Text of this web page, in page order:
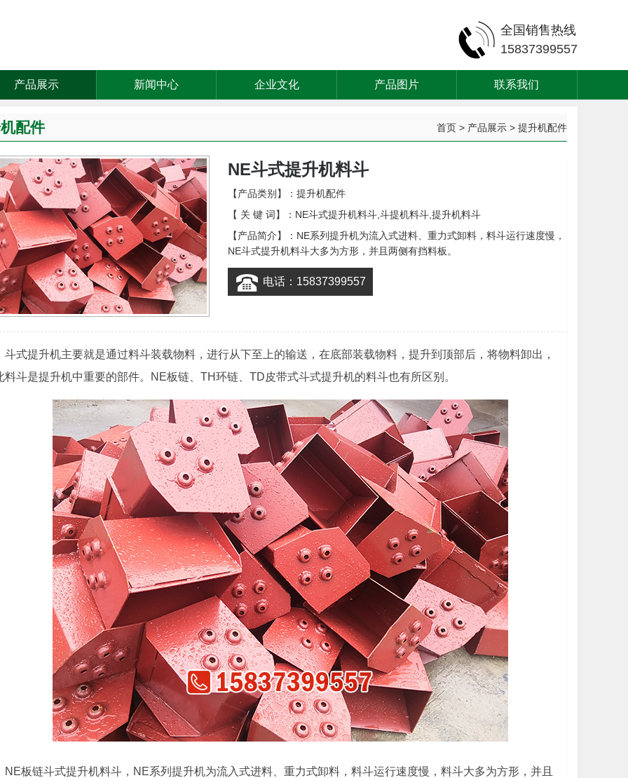
全国销售热线
15837399557
产品展示 新闻中心 企业文化 产品图片 联系我们
配件 首页 > 产品展示 > 提升机配件
NE斗式提升机料斗
【产品类别】： 提升机配件
【 关 键 词】：NE斗式提升机料斗,斗提机料斗,提升机料斗
【产品简介】：NE系列提升机为流入式进料、重力式卸料，料斗运行速度慢，
NE斗式提升机料斗大多为方形，并且两侧有挡料板。
电话：15837399557
斗式提升机主要就是通过料斗装载物料，进行从下至上的输送，在底部装载物料，提升到顶部后，将物料卸出，
料斗是提升机中重要的部件。NE板链、TH环链、TD皮带式斗式提升机的料斗也有所区别。
NE板链斗式提升机料斗，NE系列提升机为流入式进料、重力式卸料，料斗运行速度慢，料斗大多为方形，并且